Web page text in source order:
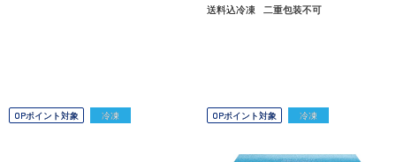
送料込冷凍 二重包装不可
OPポイント対象 冷凍 OPポイント対象 冷凍